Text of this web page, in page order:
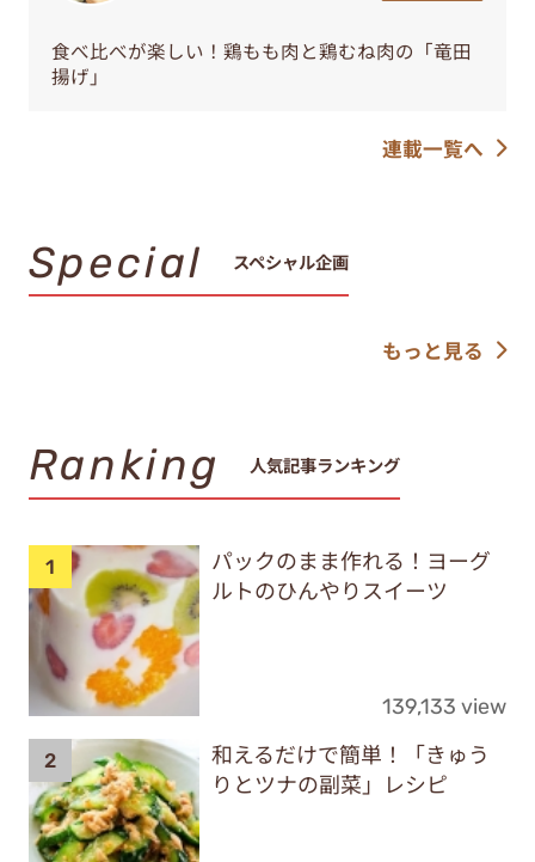
食べ比べが楽しい！鶏もも肉と鶏むね肉の「竜田
揚げ」
連載一覧へ
Special スペシャル企画
もっと見る
Ranking 人気記事ランキング
パックのまま作れる！ヨーグ
ルトのひんやりスイーツ
139,133 view
和えるだけで簡単！「きゅう
りとツナの副菜」レシピ